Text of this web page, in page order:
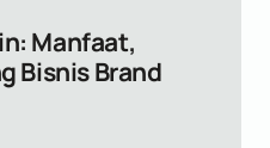
Manfaat,
Bisnis Brand